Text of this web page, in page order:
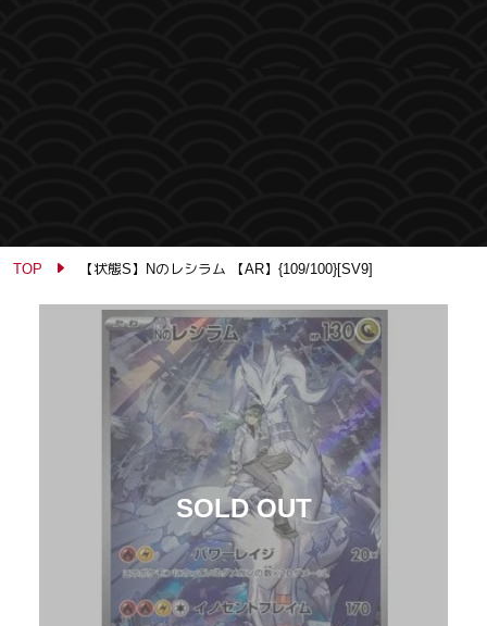
TOP 【状態S】Nのレシラム 【AR】{109/100}[SV9]